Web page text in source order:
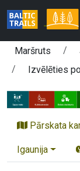
Maršruts
Izvēlēties
Pārskata
Igaunija